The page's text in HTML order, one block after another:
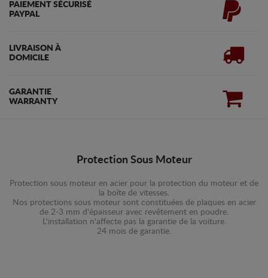
PAIEMENT SÉCURISÉ
PAYPAL
LIVRAISON À
DOMICILE
GARANTIE
WARRANTY
Protection Sous Moteur
Protection sous moteur en acier pour la protection du moteur et de
la boîte de vitesses.
Nos protections sous moteur sont constituées de plaques en acier
de 2-3 mm d'épaisseur avec revêtement en poudre.
L'installation n'affecte pas la garantie de la voiture.
24 mois de garantie.